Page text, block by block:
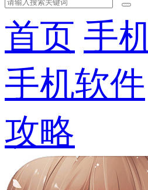
首页 手
手机软件
攻略